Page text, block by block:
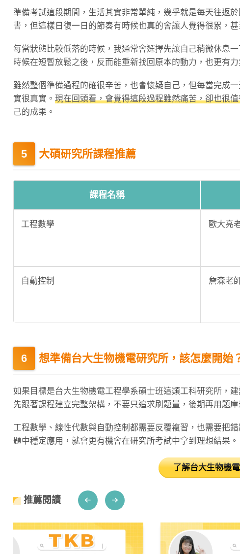
準備考試這段期間，生活其實非常單純，幾乎就是每天往返
書，但這樣日復一日的節奏有時候也真的會讓人覺得很累，
每當狀態比較低落的時候，我通常會選擇先讓自己稍微休息
時候在短暫放鬆之後，反而能重新找回原本的動力，也更有力
雖然整個準備過程的確很辛苦，也會懷疑自己，但每當完成
實很真實。 現在回頭看，會覺得這段過程雖然痛苦，卻也很
己的成果。
大碩研究所課程推薦
課程名稱
工程數學
歐大亮
自動控制
詹森老
想準備台大生物機電研究所，該怎麼開始
如果目標是台大生物機電工程學系碩士班這類工科研究所，
先跟著課程建立完整架構，不要只追求刷題量，後期再用題
工程數學、線性代數與自動控制都需要反覆複習，也需要把
題中穩定應用，就會更有機會在研究所考試中拿到理想結果。
了解台大生物機
推薦閱讀